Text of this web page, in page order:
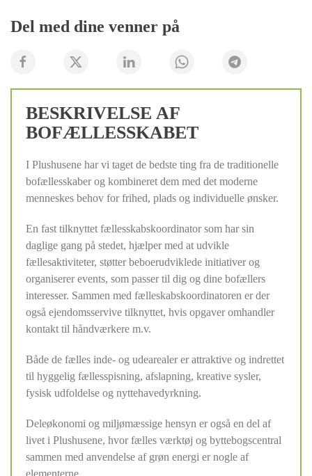
Del med dine venner på
BESKRIVELSE AF
BOFÆLLESSKABET
I Plushusene har vi taget de bedste ting fra de traditionelle
bofællesskaber og kombineret dem med det moderne
menneskes behov for frihed, plads og individuelle ønsker.
En fast tilknyttet fællesskabskoordinator som har sin
daglige gang på stedet, hjælper med at udvikle
fællesaktiviteter, støtter beboerudviklede initiativer og
organiserer events, som passer til dig og dine bofællers
interesser. Sammen med fælleskabskoordinatoren er der
også ejendomsservive tilknyttet, hvis opgaver omhandler
kontakt til håndværkere m.v.
Både de fælles inde- og udearealer er attraktive og indrettet
til hyggelig fællesspisning, afslapning, kreative sysler,
fysisk udfoldelse og nyttehavedyrkning.
Deleøkonomi og miljømæssige hensyn er også en del af
livet i Plushusene, hvor fælles værktøj og byttebogscentral
sammen med anvendelse af grøn energi er nogle af
elementerne.